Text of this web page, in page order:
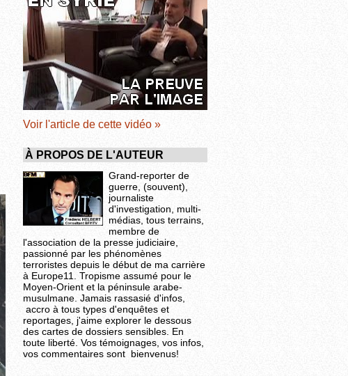
Voir l'article de cette vidéo »
À PROPOS DE L'AUTEUR
Grand-reporter de
guerre, (souvent),
journaliste
d'investigation, multi-
médias, tous terrains,
membre de
l'association de la presse judiciaire,
passionné par les phénomènes
terroristes depuis le début de ma carrière
à Europe11. Tropisme assumé pour le
Moyen-Orient et la péninsule arabe-
musulmane. Jamais rassasié d'infos,
accro à tous types d'enquêtes et
reportages, j'aime explorer le dessous
des cartes de dossiers sensibles. En
toute liberté. Vos témoignages, vos infos,
vos commentaires sont bienvenus!